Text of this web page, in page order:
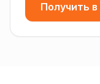
Получить